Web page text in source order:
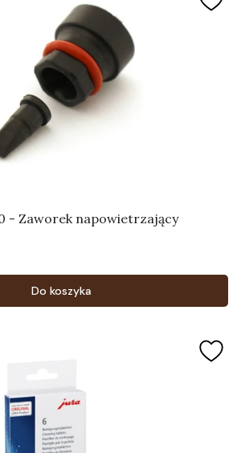
- Zaworek napowietrzający
Do koszyka